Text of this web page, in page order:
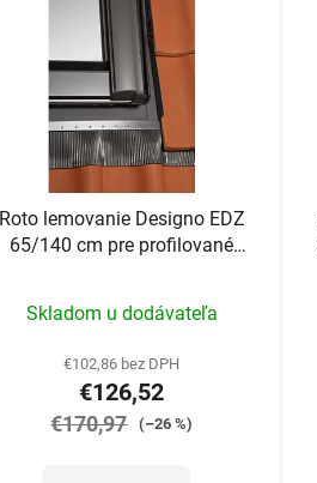
Roto lemovanie Designo EDZ
65/140 cm pre profilované
hodnotenie
produktu
je
5,0
Skladom u dodávateľa
€102,86 bez DPH
€126,52
€170,97 (–26 %)